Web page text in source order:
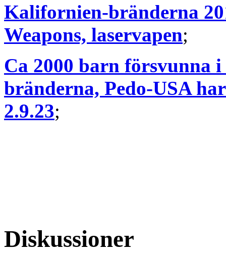
Kalifornien-bränderna
Weapons, laservapen;
Ca 2000 barn försvunna
bränderna, Pedo-USA
2.9.23;
Diskussioner